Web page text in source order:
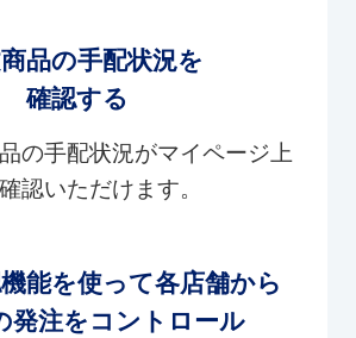
品の手配状況を
確認する
の手配状況がマイページ上
認いただけます。
能を使って各店舗から
発注をコントロール